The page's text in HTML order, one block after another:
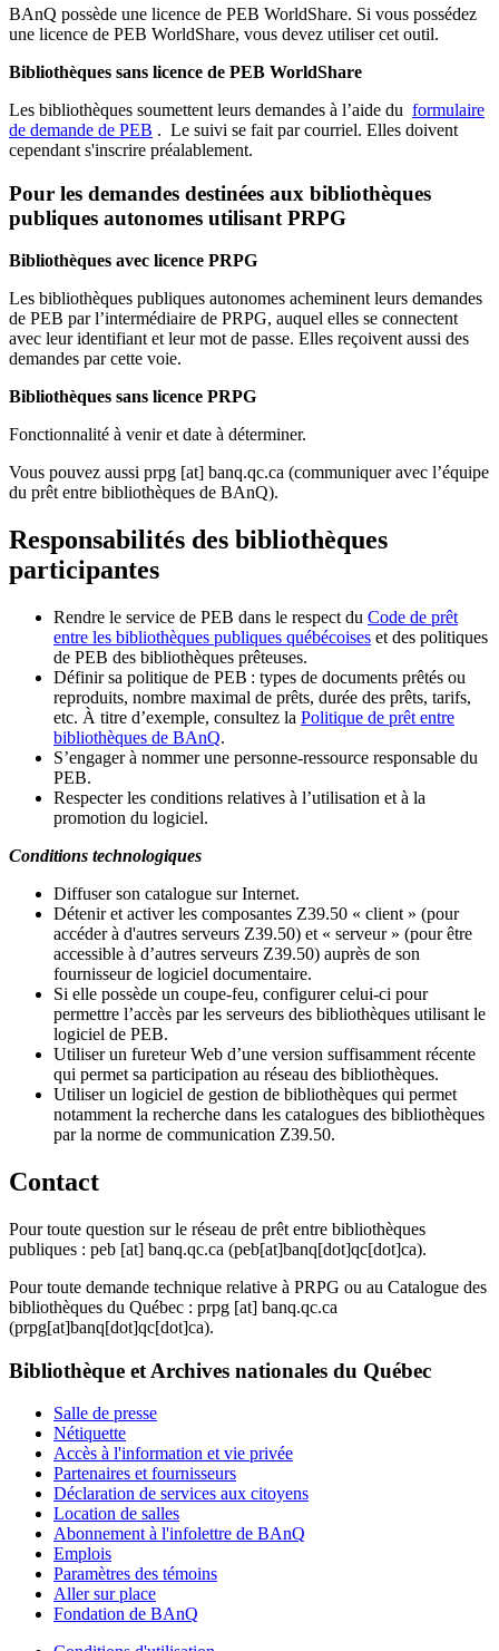
BAnQ possède une licence de PEB WorldShare. Si vous possédez
une licence de PEB WorldShare, vous devez utiliser cet outil.
Bibliothèques sans licence de PEB WorldShare
Les bibliothèques soumettent leurs demandes à l’aide du formulaire
de demande de PEB . Le suivi se fait par courriel. Elles doivent
cependant s'inscrire préalablement.
Pour les demandes destinées aux bibliothèques
publiques autonomes utilisant PRPG
Bibliothèques avec licence PRPG
Les bibliothèques publiques autonomes acheminent leurs demandes
de PEB par l’intermédiaire de PRPG, auquel elles se connectent
avec leur identifiant et leur mot de passe. Elles reçoivent aussi des
demandes par cette voie.
Bibliothèques sans licence PRPG
Fonctionnalité à venir et date à déterminer.
Vous pouvez aussi prpg [at] banq.qc.ca (communiquer avec l’équipe
du prêt entre bibliothèques de BAnQ).
Responsabilités des bibliothèques
participantes
Rendre le service de PEB dans le respect du Code de prêt
entre les bibliothèques publiques québécoises et des politiques
de PEB des bibliothèques prêteuses.
Définir sa politique de PEB : types de documents prêtés ou
reproduits, nombre maximal de prêts, durée des prêts, tarifs,
etc. À titre d’exemple, consultez la Politique de prêt entre
bibliothèques de BAnQ.
S’engager à nommer une personne-ressource responsable du
PEB.
Respecter les conditions relatives à l’utilisation et à la
promotion du logiciel.
Conditions technologiques
Diffuser son catalogue sur Internet.
Détenir et activer les composantes Z39.50 « client » (pour
accéder à d'autres serveurs Z39.50) et « serveur » (pour être
accessible à d’autres serveurs Z39.50) auprès de son
fournisseur de logiciel documentaire.
Si elle possède un coupe-feu, configurer celui-ci pour
permettre l’accès par les serveurs des bibliothèques utilisant le
logiciel de PEB.
Utiliser un fureteur Web d’une version suffisamment récente
qui permet sa participation au réseau des bibliothèques.
Utiliser un logiciel de gestion de bibliothèques qui permet
notamment la recherche dans les catalogues des bibliothèques
par la norme de communication Z39.50.
Contact
Pour toute question sur le réseau de prêt entre bibliothèques
publiques : peb [at] banq.qc.ca (peb[at]banq[dot]qc[dot]ca).
Pour toute demande technique relative à PRPG ou au Catalogue des
bibliothèques du Québec : prpg [at] banq.qc.ca
(prpg[at]banq[dot]qc[dot]ca).
Bibliothèque et Archives nationales du Québec
Salle de presse
Nétiquette
Accès à l'information et vie privée
Partenaires et fournisseurs
Déclaration de services aux citoyens
Location de salles
Abonnement à l'infolettre de BAnQ
Emplois
Paramètres des témoins
Aller sur place
Fondation de BAnQ